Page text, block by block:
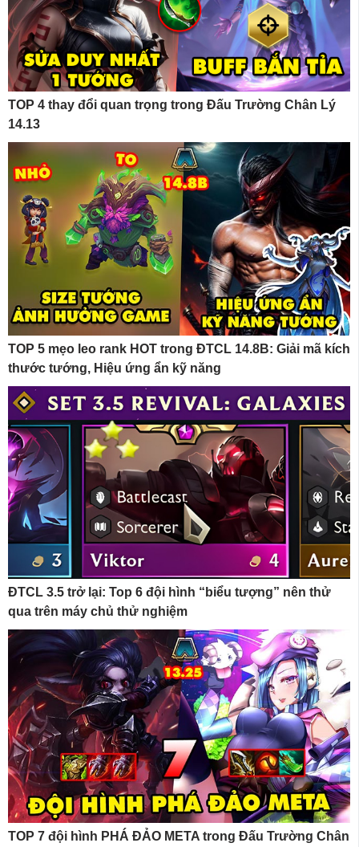
TOP 4 thay đổi quan trọng trong Đấu Trường Chân Lý
14.13
TOP 5 mẹo leo rank HOT trong ĐTCL 14.8B: Giải mã kích
thước tướng, Hiệu ứng ẩn kỹ năng
ĐTCL 3.5 trở lại: Top 6 đội hình “biểu tượng” nên thử
qua trên máy chủ thử nghiệm
TOP 7 đội hình PHÁ ĐẢO META trong Đấu Trường Chân